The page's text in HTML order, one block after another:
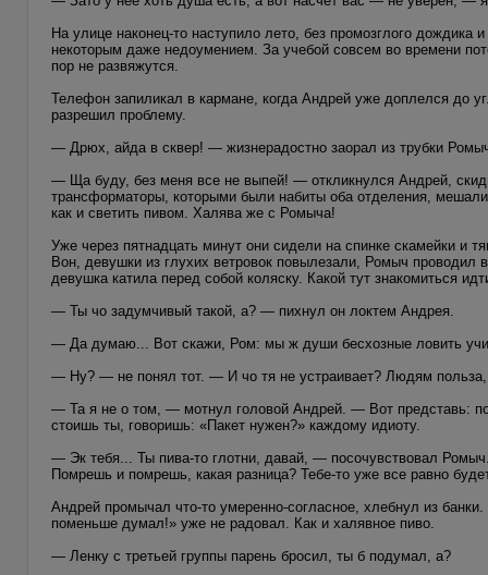
На улице наконец-то наступило лето, без промозглого
некоторым даже недоумением. За учебой совсем во времени
пор не развяжутся.
Телефон запиликал в кармане, когда Андрей уже доплелся до
разрешил проблему.
— Дрюх, айда в сквер! — жизнерадостно заорал из трубки
— Ща буду, без меня все не выпей! — откликнулся Андрей,
трансформаторы, которыми были набиты оба отделения,
как и светить пивом. Халява же с Ромыча!
Уже через пятнадцать минут они сидели на спинке скамейки
Вон, девушки из глухих ветровок повылезали, Ромыч
девушка катила перед собой коляску. Какой тут знакомиться
— Ты чо задумчивый такой, а? — пихнул он локтем Андрея.
— Да думаю... Вот скажи, Ром: мы ж души бесхозные ловить
— Ну? — не понял тот. — И чо тя не устраивает? Людям
— Та я не о том, — мотнул головой Андрей. — Вот представь:
стоишь ты, говоришь: «Пакет нужен?» каждому идиоту.
— Эк тебя... Ты пива-то глотни, давай, — посочувствовал
Помрешь и помрешь, какая разница? Тебе-то уже все равно
Андрей промычал что-то умеренно-согласное, хлебнул из
поменьше думал!» уже не радовал. Как и халявное пиво.
— Ленку с третьей группы парень бросил, ты б подумал, а?